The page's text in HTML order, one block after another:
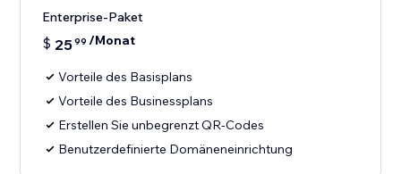
Enterprise-Paket
$ 2599 /Monat
Vorteile des Basisplans
Vorteile des Businessplans
Erstellen Sie unbegrenzt QR-Codes
Benutzerdefinierte Domäneneinrichtung